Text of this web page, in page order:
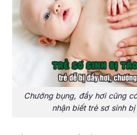
Chướng bụng, đầy hơi cũng
nhận biết trẻ sơ sinh